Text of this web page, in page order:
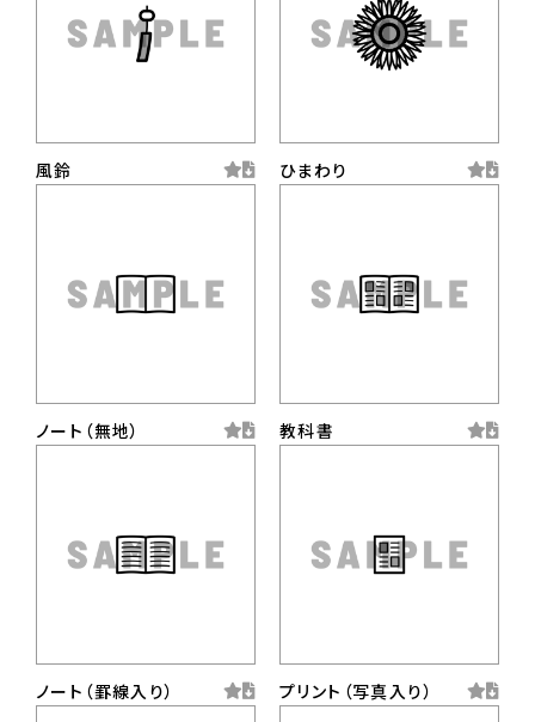
風鈴 ひまわり
ノート（無地） 教科書
ノート（罫線入り） プリント（写真入り）